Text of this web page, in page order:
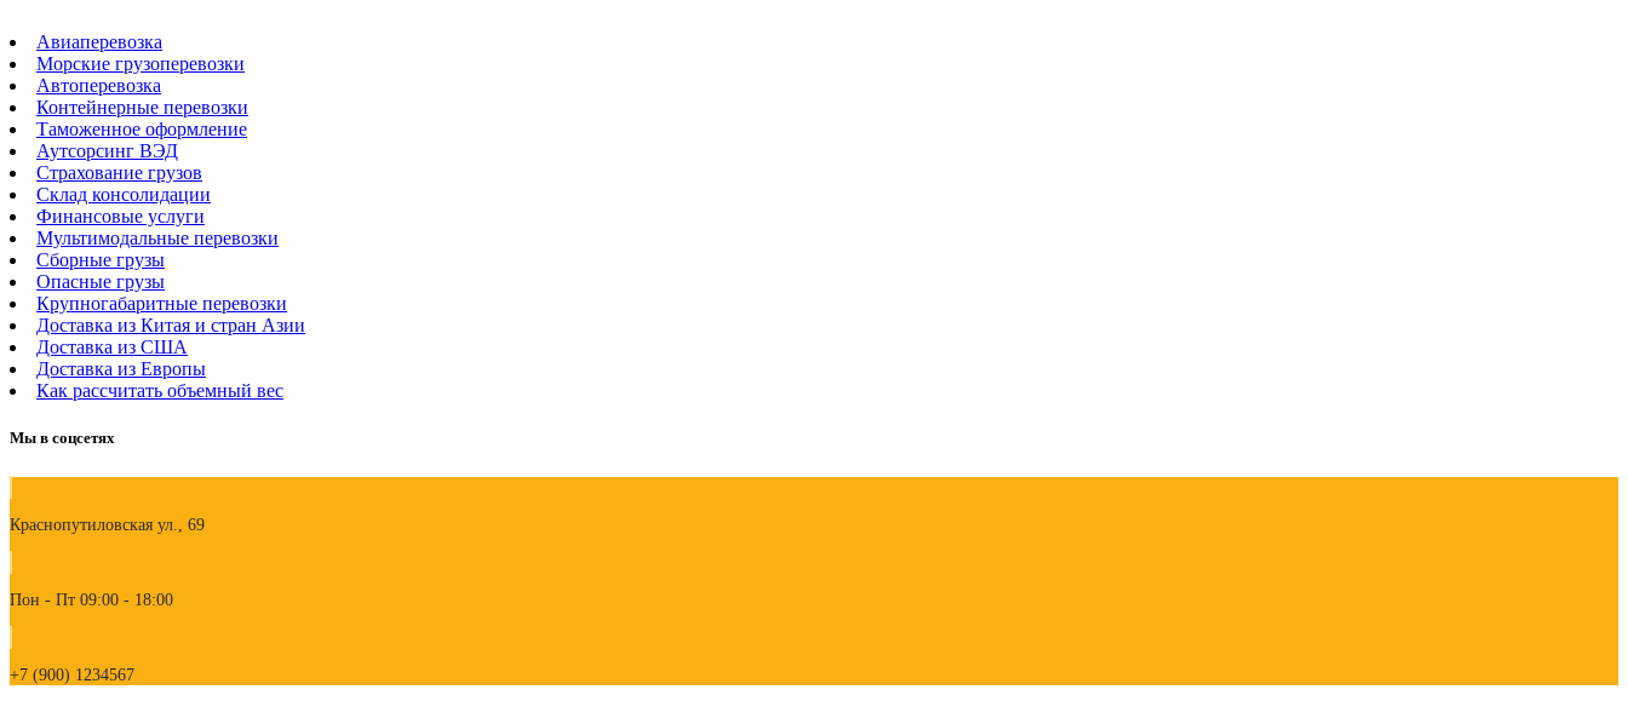
Авиаперевозка
Морские грузоперевозки
Автоперевозка
Контейнерные перевозки
Таможенное оформление
Аутсорсинг ВЭД
Страхование грузов
Склад консолидации
Финансовые услуги
Мультимодальные перевозки
Сборные грузы
Опасные грузы
Крупногабаритные перевозки
Доставка из Китая и стран Азии
Доставка из США
Доставка из Европы
Как рассчитать объемный вес
Мы в соцсетях
Краснопутиловская ул., 69
Пон - Пт 09:00 - 18:00
+7 (900) 1234567